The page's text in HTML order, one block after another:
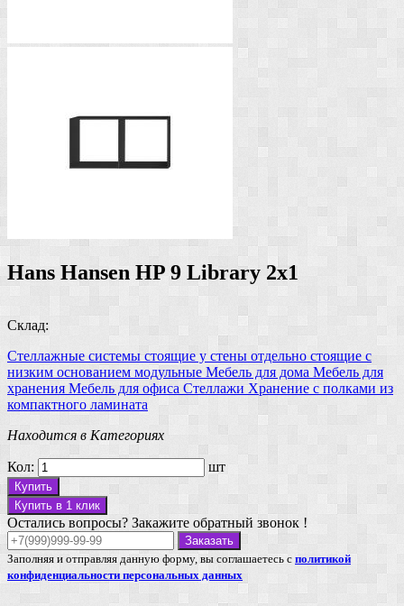
Hans Hansen HP 9 Library 2x1
Склад:
Стеллажные системы стоящие у стены отдельно стоящие с
низким основанием модульные Мебель для дома Мебель для
хранения Мебель для офиса Стеллажи Хранение с полками из
компактного ламината
Находится в Категориях
Кол: шт
Купить
Купить в 1 клик
Остались вопросы? Закажите обратный звонок !
Заказать
Заполняя и отправляя данную форму, вы соглашаетесь с политикой
конфиденциальности персональных данных